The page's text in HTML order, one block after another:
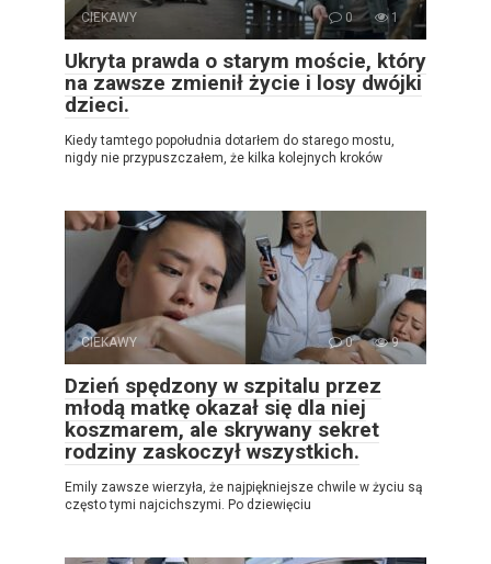
CIEKAWY 0 1
Ukryta prawda o starym moście, który
na zawsze zmienił życie i losy dwójki
dzieci.
Kiedy tamtego popołudnia dotarłem do starego mostu,
nigdy nie przypuszczałem, że kilka kolejnych kroków
CIEKAWY 0 9
Dzień spędzony w szpitalu przez
młodą matkę okazał się dla niej
koszmarem, ale skrywany sekret
rodziny zaskoczył wszystkich.
Emily zawsze wierzyła, że najpiękniejsze chwile w życiu są
często tymi najcichszymi. Po dziewięciu